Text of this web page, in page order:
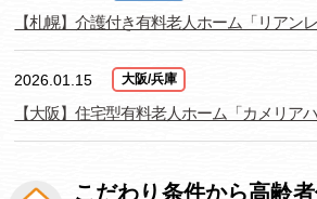
【札幌】介護付き有料老人ホーム「リアン
2026.01.15 大阪/兵庫
【大阪】住宅型有料老人ホーム「カメリア
こだわり条件から高齢